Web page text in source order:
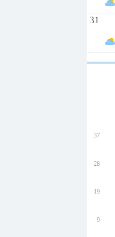
31
37
28
19
9